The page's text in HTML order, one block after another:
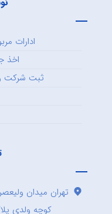
ادارات
اخذ
ثبت شرکت و
تهران میدان
کوچه ولدی پلاک ۳۹ ساختمان